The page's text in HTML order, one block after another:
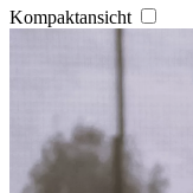
Kompaktansicht